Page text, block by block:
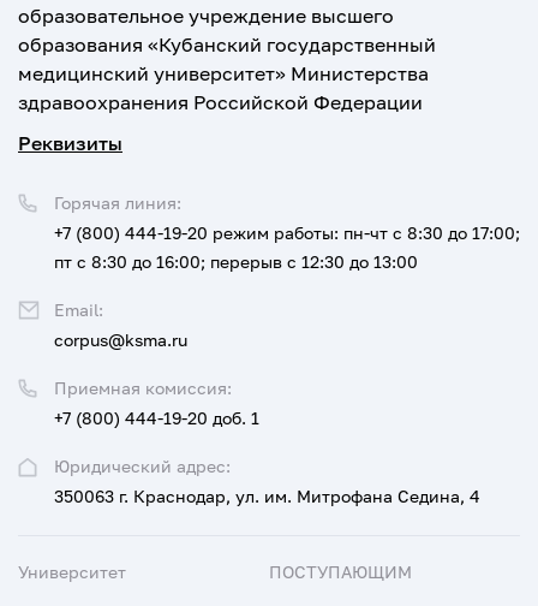
образовательное учреждение высшего
образования «Кубанский государственный
медицинский университет» Министерства
здравоохранения Российской Федерации
Реквизиты
Юридический адрес:
350063 г. Краснодар, ул. им. Митрофана Седина, 4
Приемная комиссия:
+7 (800) 444-19-20 доб. 1
Горячая линия:
+7 (800) 444-19-20 режим работы: пн-чт с 8:30 до 17:00;
пт с 8:30 до 16:00; перерыв с 12:30 до 13:00
Email:
corpus@ksma.ru
Университет ПОСТУПАЮЩИМ